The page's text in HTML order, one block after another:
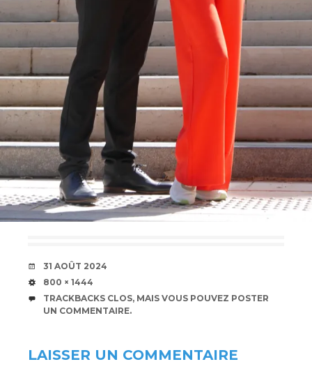
DATE
31 AOÛT 2024
TAILLE
800 × 1444
TRACKBACKS CLOS, MAIS VOUS POUVEZ POSTER
UN COMMENTAIRE.
LAISSER UN COMMENTAIRE